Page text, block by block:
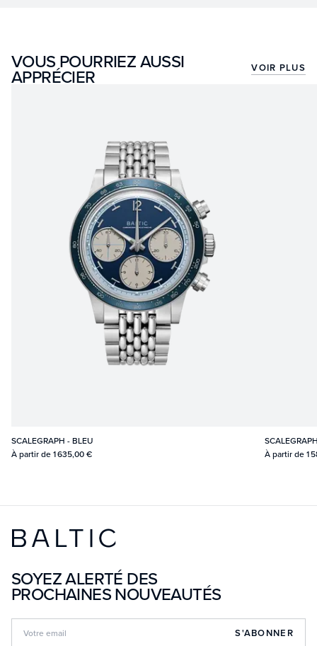
VOUS POURRIEZ AUSSI
APPRÉCIER VOIR PLUS
SCALEGRAPH - BLEU
À partir de1 635,00 €
À partir de1
SOYEZ ALERTÉ DES
PROCHAINES NOUVEAUTÉS
S'ABONNER